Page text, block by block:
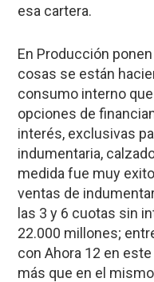
esa cartera.
En Producción
cosas se están
consumo interno
opciones de
interés, exclusivas
indumentaria,
medida fue muy
ventas de
las 3 y 6 cuotas sin
22.000 millones;
con Ahora 12 en
más que en el